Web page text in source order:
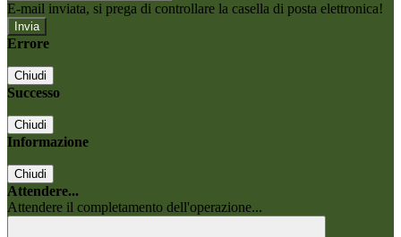
E-mail inviata, si prega di controllare la casella di posta elettronica!
Errore
Chiudi
Successo
Chiudi
Informazione
Chiudi
Attendere...
Attendere il completamento dell'operazione...